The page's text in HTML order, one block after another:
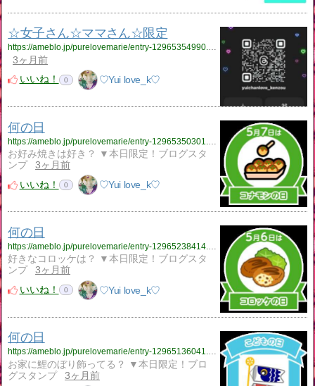
☆女子さん☆ママさん☆限定
https://ameblo.jp/purelovemarie/entry-12965354990.html
3ヶ月前
いいね！
0 ♡Yui love_k♡
何の日
お好み焼きは好き？ ▼本日限定！ブログスタ
ンプ
3ヶ月前
いいね！
0 ♡Yui love_k♡
何の日
https://ameblo.jp/purelovemarie/entry-12965238414.html
好きなコロッケは？ ▼本日限定！ブログスタ
ンプ
3ヶ月前
いいね！
0 ♡Yui love_k♡
何の日
https://ameblo.jp/purelovemarie/entry-12965136041.html
お家に鯉のぼり飾ってる？ ▼本日限定！ブロ
グスタンプ
3ヶ月前